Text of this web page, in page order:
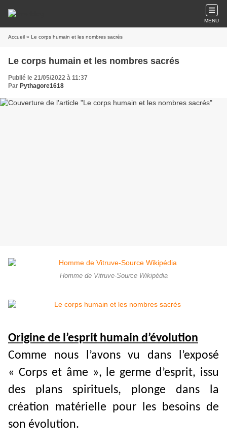
MENU
Accueil » Le corps humain et les nombres sacrés
Le corps humain et les nombres sacrés
Publié le 21/05/2022 à 11:37
Par Pythagore1618
Homme de Vitruve-Source Wikipédia
Origine de l’esprit humain d’évolution
Comme nous l’avons vu dans l’exposé
« Corps et âme », le germe d’esprit, issu
des plans spirituels, plonge dans la
création matérielle pour les besoins de
son évolution.